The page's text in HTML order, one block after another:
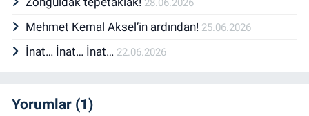
28.06.2026
Mehmet Kemal Aksel’in ardından! 25.06.2026
İnat… İnat… İnat… 22.06.2026
Yorumlar (1)